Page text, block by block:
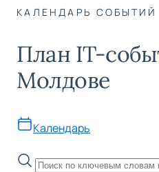
КАЛЕНДАРЬ СОБЫТИЙ
План IT-
Молдове
Календарь